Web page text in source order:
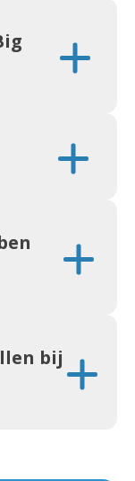
bij